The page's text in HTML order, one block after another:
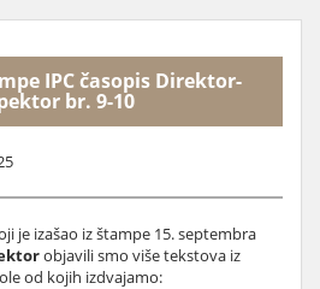
IPC časopis Direktor-
br. 9-10
je izašao iz štampe 15. septembra
objavili smo više tekstova iz
od kojih izdvajamo: